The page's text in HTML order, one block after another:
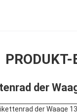
PRODUKT-
der
der Waage